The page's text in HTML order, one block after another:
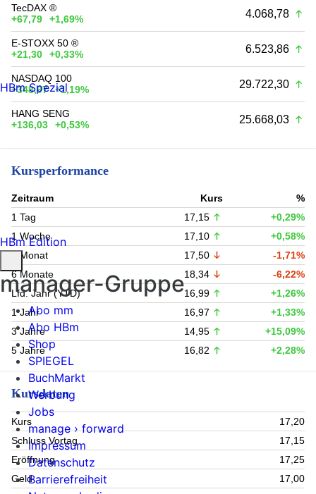
TecDAX ®
+67,79
+1,69% 4.068,78
E-STOXX 50 ®
+21,30
+0,33% 6.523,86
NASDAQ 100
+348,97
+1,19% 29.722,30
HANG SENG
+136,03
+0,53% 25.668,03
Kursperformance
Zeitraum Kurs
%
1 Tag
17,15
+0,29%
1 Woche
17,10
+0,58%
1 Monat
17,50
-1,71%
6 Monate
18,34
-6,22%
Lfd. Jahr (YTD)
16,99
+1,26%
1 Jahr
16,97
+1,33%
3 Jahre
14,95
+15,09%
5 Jahre
16,82 +2,28%
Kursdaten
Kurs
17,20
Schluss Vortag
17,15
Eröffnung
17,25
Geld
17,00
HBm Spezial
HBm Edition
manager-Gruppe
Abo mm
Abo HBm
Shop
SPIEGEL
BuchMarkt
Werbung
Jobs
manage › forward
Impressum
Datenschutz
Barrierefreiheit